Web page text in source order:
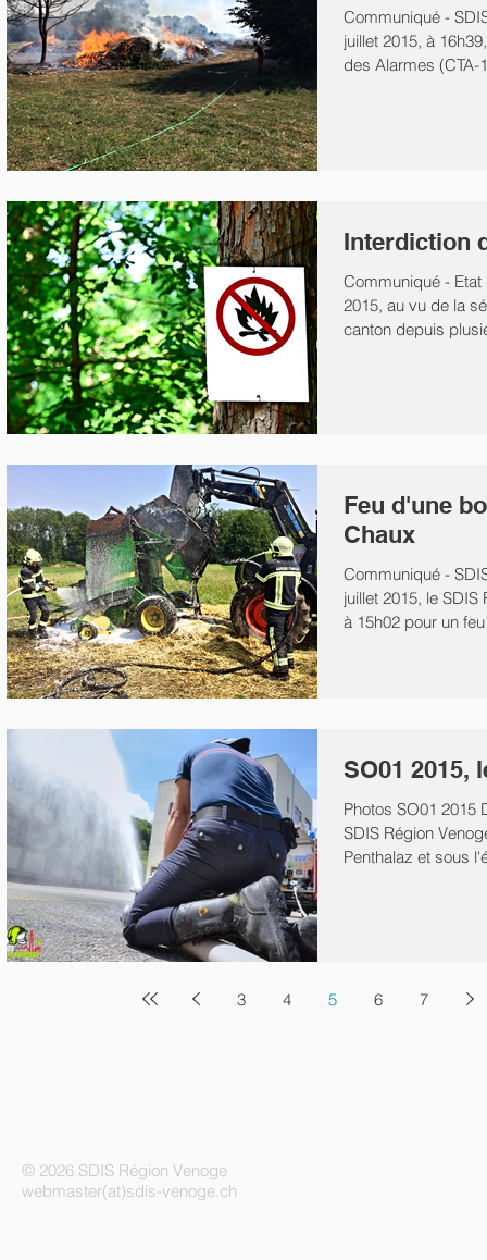
Communiqué -
juillet 2015, à
des Alarmes (CTA-
Interdiction
Communiqué -
2015, au vu de la
canton depuis
Feu d'une
Chaux
Communiqué -
juillet 2015, le
à 15h02 pour un
SO01 2015,
Photos SO01 2015
SDIS Région
Penthalaz et sous
3 4 5 6 7
© 2026 SDIS Région Venoge
webmaster(at)sdis-venoge.ch